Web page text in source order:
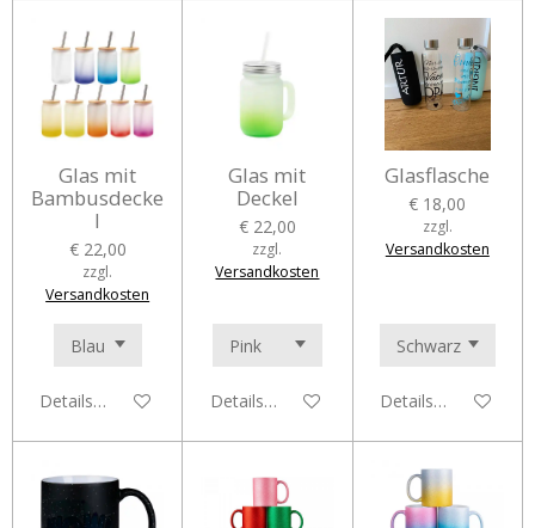
Glas mit
Bambusdecke
l
€ 22,00
zzgl.
Versandkosten
Details anzeigen
Glas mit
Deckel
€ 22,00
zzgl.
Versandkosten
Details anzeigen
Glasflasche
€ 18,00
zzgl.
Versandkosten
Details anzeigen